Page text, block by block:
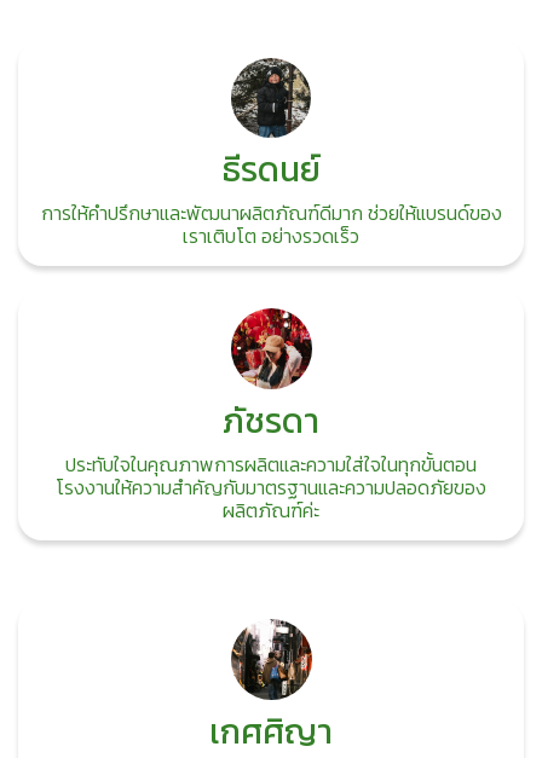
ธีรดนย์
การให้คำปรึกษาและพัฒนาผลิตภัณฑ์ดีมาก ช่วยให้แบรนด์ของ
เราเติบโต อย่างรวดเร็ว
ภัชรดา
ประทับใจในคุณภาพการผลิตและความใส่ใจในทุกขั้นตอน
โรงงานให้ความสำคัญกับมาตรฐานและความปลอดภัยของ
ผลิตภัณฑ์ค่ะ
เกศศิญา